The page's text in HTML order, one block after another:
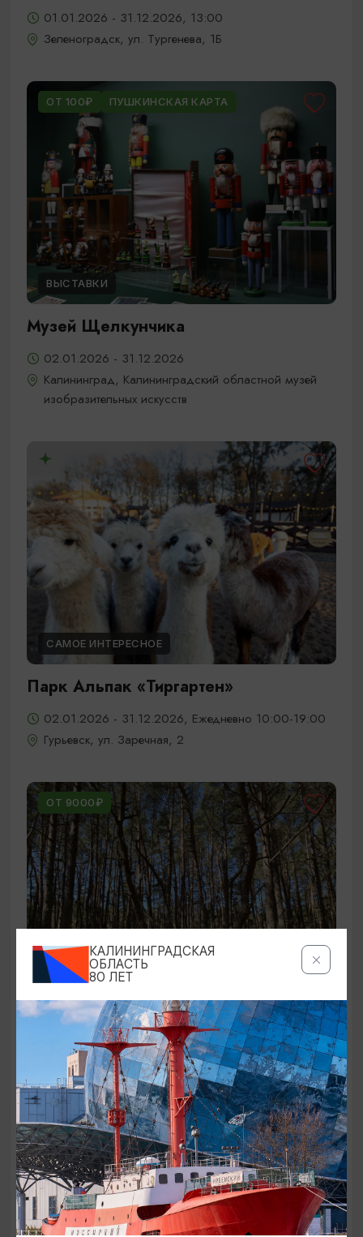
01.01.2026 - 31.12.2026, 13:00
Зеленоградск, ул. Тургенева, 1Б
ОТ 100₽ ПУШКИНСКАЯ КАРТА
ВЫСТАВКИ
Музей Щелкунчика
02.01.2026 - 31.12.2026
Калининград, Калининградский областной музей
изобразительных искусств
САМОЕ ИНТЕРЕСНОЕ
Парк Альпак «Тиргартен»
02.01.2026 - 31.12.2026, Ежедневно 10:00-19:00
Гурьевск, ул. Заречная, 2
ОТ 9000₽
ЭКСКУРСИИ УЧРЕЖДЕНИЙ КУЛЬТУРЫ
Аудиоспектакль «Истории Куршской
косы»
01.02.2026 - 31.12.2026, 13:00
Куршская коса
ОТ 2500₽
КАЛИНИНГРАДСКАЯ
ОБЛАСТЬ
80 ЛЕТ